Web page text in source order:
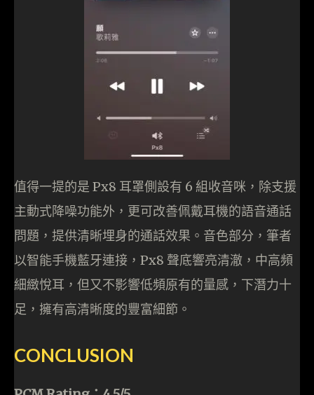
值得一提的是 Px8 耳罩側設有 6 組收音咪，除支援
主動式降噪功能外，更可改善佩戴耳機的語音通話
問題，提供清晰埋身的通話效果。音色部分，筆者
以智能手機藍牙連接，Px8 聲底響亮清澈，中高頻
細緻悅耳，但又不影響低頻原有的量感，下潛力十
足，擁有高清晰度的豐富細節。
CONCLUSION